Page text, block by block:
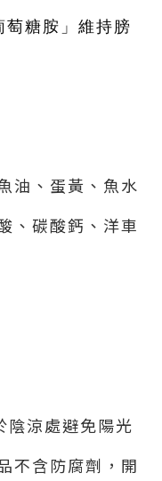
萄糖胺」維持膀
油、蛋黃、魚水
、碳酸鈣、洋車
涼處避免陽光
不含防腐劑，開